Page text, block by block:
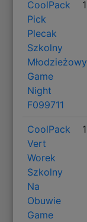
CoolPack
Pick
Plecak
Szkolny
Młodzieżowy
Game
Night
F099711
1
CoolPack
Vert
Worek
Szkolny
Na
Obuwie
Game
1